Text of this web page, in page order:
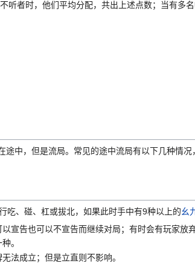
听者时，他们平均分配，共出上述点数；当有多
中，但是流局。常见的途中流局有以下几种情
吃、碰、杠或拔北，如果此时手中有9种以上的幺
宣告也可以不宣告而继续对局；有时会有玩家放
。
法成立；但是立直则不影响。